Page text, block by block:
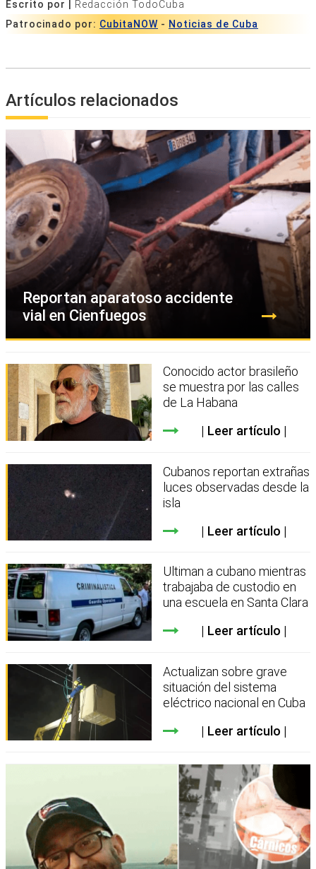
Escrito por |
Redacción TodoCuba
Patrocinado por: CubitaNOW - Noticias de Cuba
Artículos relacionados
Reportan aparatoso accidente
vial en Cienfuegos
Conocido actor brasileño
se muestra por las calles
de La Habana
Leer artículo
Cubanos reportan extrañas
luces observadas desde la
isla
Leer artículo
Ultiman a cubano mientras
trabajaba de custodio en
una escuela en Santa Clara
Leer artículo
Actualizan sobre grave
situación del sistema
eléctrico nacional en Cuba
Leer artículo